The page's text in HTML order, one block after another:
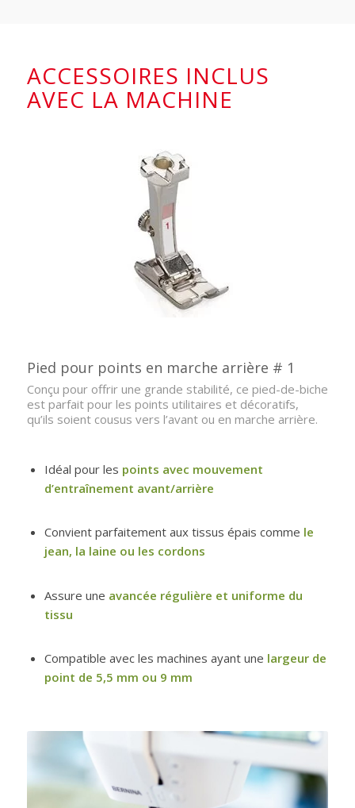
ACCESSOIRES INCLUS
AVEC LA MACHINE
Pied pour points en marche arrière # 1
Conçu pour offrir une grande stabilité, ce pied-de-biche
est parfait pour les points utilitaires et décoratifs,
qu’ils soient cousus vers l’avant ou en marche arrière.
Idéal pour les points avec mouvement
d’entraînement avant/arrière
Convient parfaitement aux tissus épais comme le
jean, la laine ou les cordons
Assure une avancée régulière et uniforme du
tissu
Compatible avec les machines ayant une largeur de
point de 5,5 mm ou 9 mm